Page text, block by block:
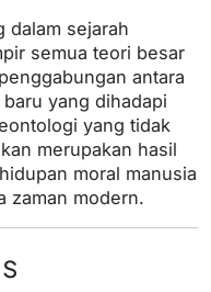
dalam sejarah
semua teori besar
antara
yang dihadapi
yang tidak
merupakan hasil
moral manusia
zaman modern.